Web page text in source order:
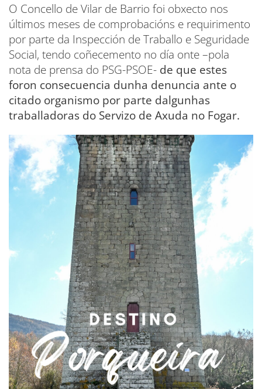
O Concello de Vilar de Barrio foi obxecto nos
últimos meses de comprobacións e requirimento
por parte da Inspección de Traballo e Seguridade
Social, tendo coñecemento no día onte –pola
nota de prensa do PSG-PSOE- de que estes
foron consecuencia dunha denuncia ante o
citado organismo por parte dalgunhas
traballadoras do Servizo de Axuda no Fogar.